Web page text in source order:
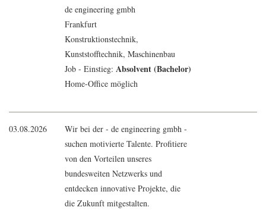
de engineering gmbh
Frankfurt
Konstruktionstechnik,
Kunststofftechnik, Maschinenbau
Job - Einstieg: Absolvent (Bachelor)
Home-Office möglich
03.08.2026
Wir bei der - de engineering gmbh -
suchen motivierte Talente. Profitiere
von den Vorteilen unseres
bundesweiten Netzwerks und
entdecken innovative Projekte, die
die Zukunft mitgestalten.